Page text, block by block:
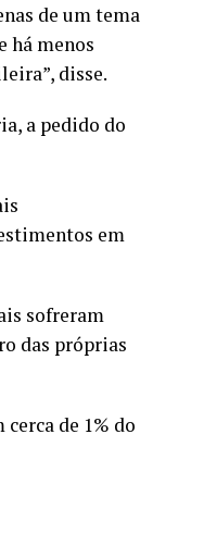
de um tema
há menos
disse.
a pedido do
em
sofreram
das próprias
de 1% do